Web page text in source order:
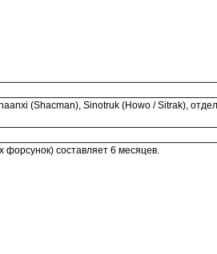
(Shacman), Sinotruk (Howo / Sitrak),
составляет 6 месяцев.